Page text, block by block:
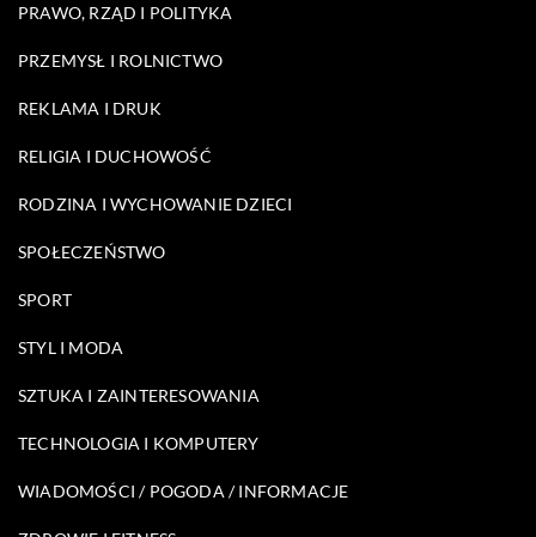
PRAWO, RZĄD I POLITYKA
PRZEMYSŁ I ROLNICTWO
REKLAMA I DRUK
RELIGIA I DUCHOWOŚĆ
RODZINA I WYCHOWANIE DZIECI
SPOŁECZEŃSTWO
SPORT
STYL I MODA
SZTUKA I ZAINTERESOWANIA
TECHNOLOGIA I KOMPUTERY
WIADOMOŚCI / POGODA / INFORMACJE